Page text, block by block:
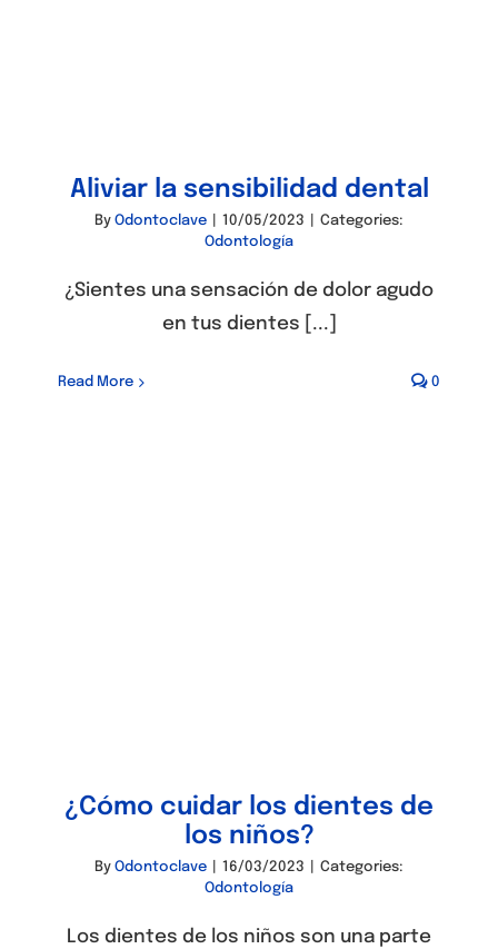
Aliviar la sensibilidad dental
By Odontoclave 10/05/2023
Categories:
Odontología
¿Sientes una sensación de dolor agudo
en tus dientes [...]
Read More 0
¿Cómo cuidar los dientes de
los niños?
By Odontoclave 16/03/2023
Categories:
Odontología
Los dientes de los niños son una parte